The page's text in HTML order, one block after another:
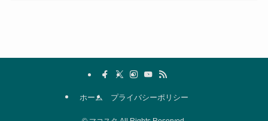
ホーム プライバシーポリシー